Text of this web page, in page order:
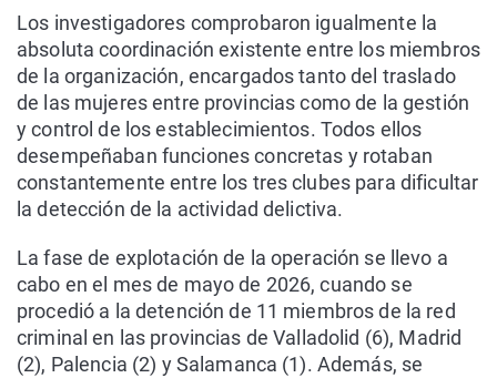
Los investigadores comprobaron igualmente la
absoluta coordinación existente entre los miembros
de la organización, encargados tanto del traslado
de las mujeres entre provincias como de la gestión
y control de los establecimientos. Todos ellos
desempeñaban funciones concretas y rotaban
constantemente entre los tres clubes para dificultar
la detección de la actividad delictiva.
La fase de explotación de la operación se llevo a
cabo en el mes de mayo de 2026, cuando se
procedió a la detención de 11 miembros de la red
criminal en las provincias de Valladolid (6), Madrid
(2), Palencia (2) y Salamanca (1). Además, se